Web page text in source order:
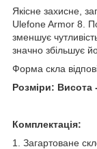
Якісне захисне,
Ulefone Armor 8.
зменшує
значно збільшує
Форма скла
Розміри:
Комплектація:
1. Загартоване